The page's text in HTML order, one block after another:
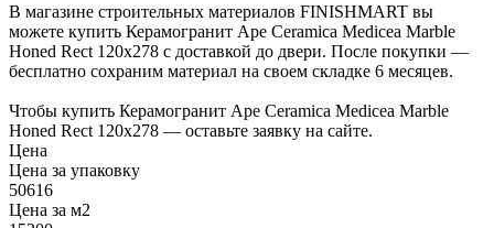
В магазине строительных материалов FINISHMART вы
можете купить Керамогранит Ape Ceramica Medicea Marble
Honed Rect 120x278 с доставкой до двери. После покупки —
бесплатно сохраним материал на своем складке 6 месяцев.
Чтобы купить Керамогранит Ape Ceramica Medicea Marble
Honed Rect 120x278 — оставьте заявку на сайте.
Цена
Цена за упаковку
50616
Цена за м2